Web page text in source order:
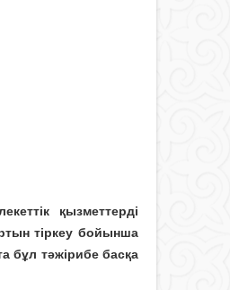
қызметтерді
тіркеу бойынша
бұл тәжірибе басқа